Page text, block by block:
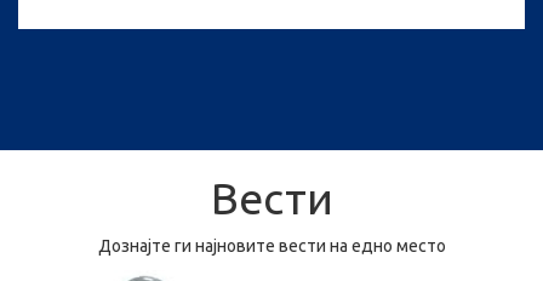
Вести
Дознајте ги најновите вести на едно место